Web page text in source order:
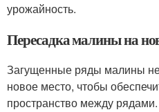
урожайность.
Пересадка малины на
Загущенные ряды малины
новое место, чтобы
пространство между рядами.